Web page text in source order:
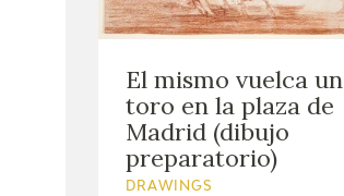
El mismo vuelca un
toro en la plaza de
Madrid (dibujo
preparatorio)
DRAWINGS